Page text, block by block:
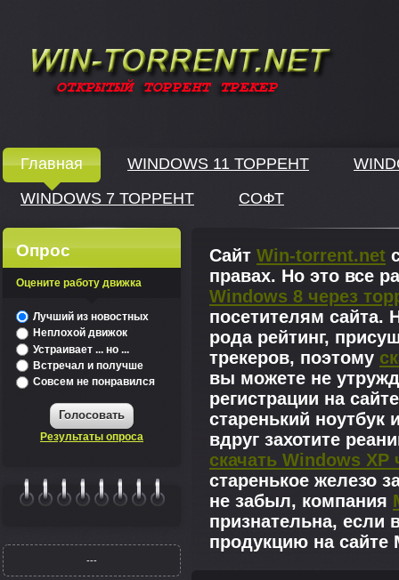
Главная WINDOWS 11 ТОРРЕНТ
WINDOWS 7 ТОРРЕНТ
СОФТ
Сайт Win-torrent.net
правах. Но это все
Windows 8 через
посетителям сайта.
рода рейтинг,
трекеров, поэтому
вы можете не
регистрации на
старенький
вдруг захотите
скачать Windows XP
старенькое железо
не забыл, компания
признательна, если
продукцию на сайте
Опрос
Оцените работу движка
Лучший из новостных
Неплохой движок
Устраивает ... но ...
Встречал и получше
Совсем не понравился
Голосовать
Результаты опроса
---